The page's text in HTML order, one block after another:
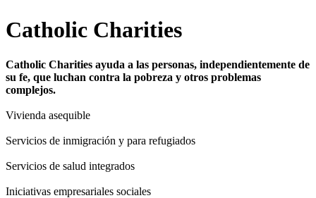
Catholic Charities
Catholic Charities ayuda a las personas, independientemente de
su fe, que luchan contra la pobreza y otros problemas
complejos.
Vivienda asequible
Servicios de inmigración y para refugiados
Servicios de salud integrados
Iniciativas empresariales sociales